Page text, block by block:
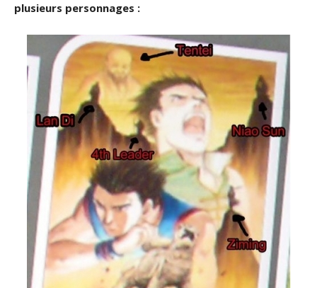
plusieurs personnages :